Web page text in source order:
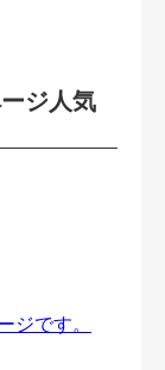
ジ人気